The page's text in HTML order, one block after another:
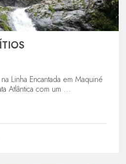
Linha Encantada em Maquiné
Atlântica com um ...